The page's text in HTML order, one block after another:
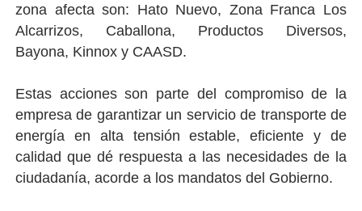
zona afecta son: Hato Nuevo, Zona Franca Los
Alcarrizos, Caballona, Productos Diversos,
Bayona, Kinnox y CAASD.
Estas acciones son parte del compromiso de la
empresa de garantizar un servicio de transporte de
energía en alta tensión estable, eficiente y de
calidad que dé respuesta a las necesidades de la
ciudadanía, acorde a los mandatos del Gobierno.